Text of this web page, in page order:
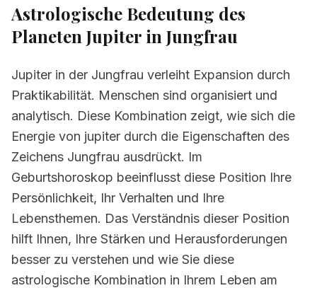
2. Verwandte Seiten
Astrologische Bedeutung des
Planeten Jupiter in Jungfrau
Jupiter in der Jungfrau verleiht Expansion durch
Praktikabilität. Menschen sind organisiert und
analytisch. Diese Kombination zeigt, wie sich die
Energie von jupiter durch die Eigenschaften des
Zeichens Jungfrau ausdrückt. Im
Geburtshoroskop beeinflusst diese Position Ihre
Persönlichkeit, Ihr Verhalten und Ihre
Lebensthemen. Das Verständnis dieser Position
hilft Ihnen, Ihre Stärken und Herausforderungen
besser zu verstehen und wie Sie diese
astrologische Kombination in Ihrem Leben am